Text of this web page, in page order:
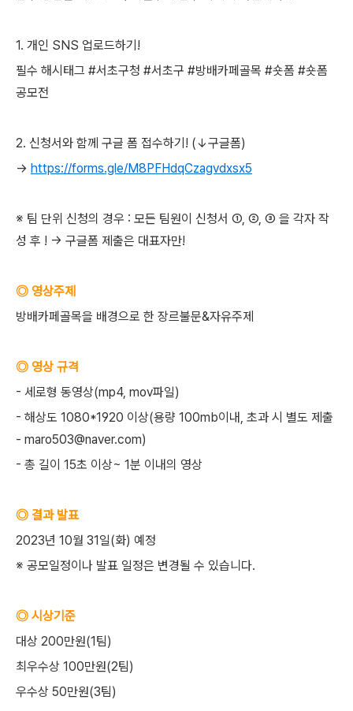
1. 개인 SNS 업로드하기!
필수 해시태그 #서초구청 #서초구 #방배카페골목 #숏폼 #숏폼
공모전
2. 신청서와 함께 구글 폼 접수하기! (↓구글폼)
→ https://forms.gle/M8PFHdqCzagvdxsx5
※ 팀 단위 신청의 경우 : 모든 팀원이 신청서 ①, ②, ③ 을 각자 작
성 후 ! → 구글폼 제출은 대표자만!
◎ 영상주제
방배카페골목을 배경으로 한 장르불문&자유주제
◎ 영상 규격
- 세로형 동영상(mp4, mov파일)
- 해상도 1080*1920 이상(용량 100mb이내, 초과 시 별도 제출
- maro503@naver.com)
- 총 길이 15초 이상~ 1분 이내의 영상
◎ 결과 발표
2023년 10월 31일(화) 예정
※ 공모일정이나 발표 일정은 변경될 수 있습니다.
◎ 시상기준
대상 200만원(1팀)
최우수상 100만원(2팀)
우수상 50만원(3팀)